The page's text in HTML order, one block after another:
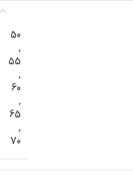
50
,
55
,
60
,
65
,
70